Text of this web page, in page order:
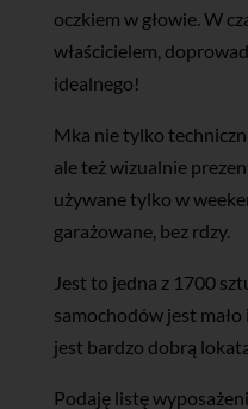
oczkiem w głowie. W
właścicielem,
idealnego!
Mka nie tylko
ale też wizualnie
używane tylko w
garażowane, bez rdzy.
Jest to jedna z 1700
samochodów jest
jest bardzo dobrą
Podaję listę